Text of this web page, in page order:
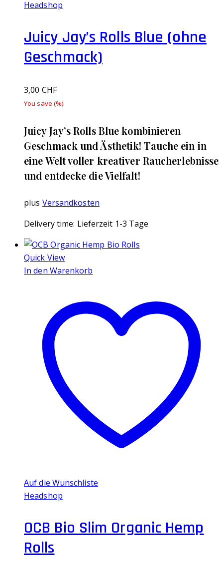
Headshop
Juicy Jay’s Rolls Blue (ohne
Geschmack)
3,00 CHF
You save (%)
Juicy Jay’s Rolls Blue kombinieren
Geschmack und Ästhetik! Tauche ein in
eine Welt voller kreativer Raucherlebnisse
und entdecke die Vielfalt!
plus Versandkosten
Delivery time: Lieferzeit 1-3 Tage
Quick View
In den Warenkorb
Auf die Wunschliste
Headshop
OCB Bio Slim Organic Hemp
Rolls